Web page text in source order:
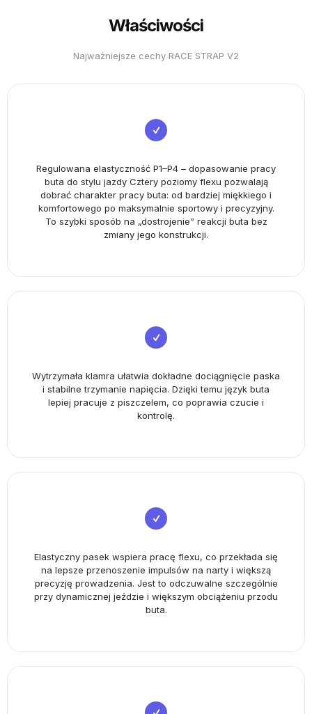
Właściwości
Najważniejsze cechy RACE STRAP V2
Regulowana elastyczność P1–P4 – dopasowanie pracy
buta do stylu jazdy Cztery poziomy flexu pozwalają
dobrać charakter pracy buta: od bardziej miękkiego i
komfortowego po maksymalnie sportowy i precyzyjny.
To szybki sposób na „dostrojenie” reakcji buta bez
zmiany jego konstrukcji.
Wytrzymała klamra ułatwia dokładne dociągnięcie paska
i stabilne trzymanie napięcia. Dzięki temu język buta
lepiej pracuje z piszczelem, co poprawia czucie i
kontrolę.
Elastyczny pasek wspiera pracę flexu, co przekłada się
na lepsze przenoszenie impulsów na narty i większą
precyzję prowadzenia. Jest to odczuwalne szczególnie
przy dynamicznej jeździe i większym obciążeniu przodu
buta.